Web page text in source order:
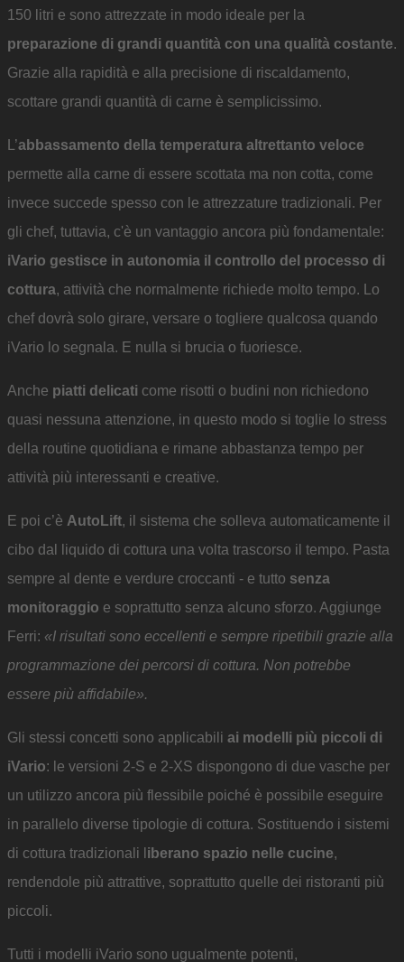
150 litri e sono attrezzate in modo ideale per la
preparazione di grandi quantità con una qualità costante.
Grazie alla rapidità e alla precisione di riscaldamento,
scottare grandi quantità di carne è semplicissimo.
L’abbassamento della temperatura altrettanto veloce
permette alla carne di essere scottata ma non cotta, come
invece succede spesso con le attrezzature tradizionali. Per
gli chef, tuttavia, c'è un vantaggio ancora più fondamentale:
iVario gestisce in autonomia il controllo del processo di
cottura, attività che normalmente richiede molto tempo. Lo
chef dovrà solo girare, versare o togliere qualcosa quando
iVario lo segnala. E nulla si brucia o fuoriesce.
Anche piatti delicati come risotti o budini non richiedono
quasi nessuna attenzione, in questo modo si toglie lo stress
della routine quotidiana e rimane abbastanza tempo per
attività più interessanti e creative.
E poi c’è AutoLift, il sistema che solleva automaticamente il
cibo dal liquido di cottura una volta trascorso il tempo. Pasta
sempre al dente e verdure croccanti - e tutto senza
monitoraggio e soprattutto senza alcuno sforzo. Aggiunge
Ferri: «I risultati sono eccellenti e sempre ripetibili grazie alla
programmazione dei percorsi di cottura. Non potrebbe
essere più affidabile».
Gli stessi concetti sono applicabili ai modelli più piccoli di
iVario: le versioni 2-S e 2-XS dispongono di due vasche per
un utilizzo ancora più flessibile poiché è possibile eseguire
in parallelo diverse tipologie di cottura. Sostituendo i sistemi
di cottura tradizionali l iberano spazio nelle cucine,
rendendole più attrattive, soprattutto quelle dei ristoranti più
piccoli.
Tutti i modelli iVario sono ugualmente potenti,